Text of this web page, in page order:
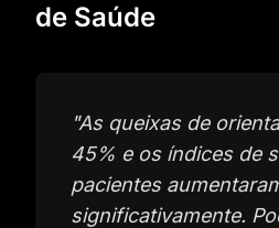
de Saúde
"As queixas de
45% e os índices de
pacientes
significativamente.